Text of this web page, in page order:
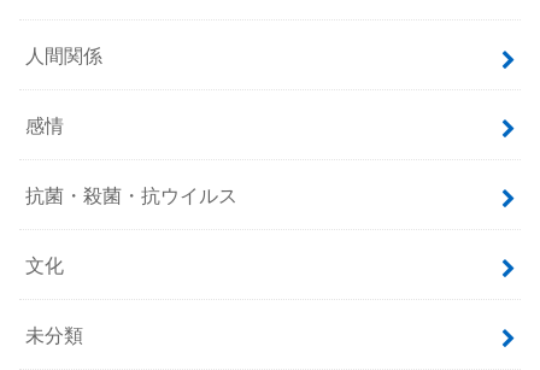
人間関係
感情
抗菌・殺菌・抗ウイルス
文化
未分類